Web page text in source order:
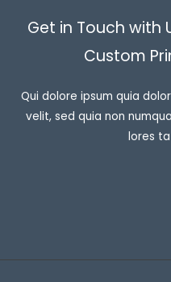
Get in Touch with
Custom
Qui dolore ipsum quia
velit, sed quia non
lores